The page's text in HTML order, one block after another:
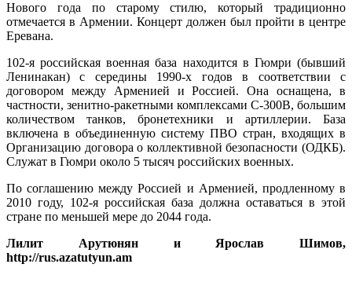
Нового года по старому стилю, который традиционно
отмечается в Армении. Концерт должен был пройти в центре
Еревана.
102-я российская военная база находится в Гюмри (бывший
Ленинакан) с середины 1990-х годов в соответствии с
договором между Арменией и Россией. Она оснащена, в
частности, зенитно-ракетными комплексами С-300В, большим
количеством танков, бронетехники и артиллерии. База
включена в объединенную систему ПВО стран, входящих в
Организацию договора о коллективной безопасности (ОДКБ).
Служат в Гюмри около 5 тысяч российских военных.
По соглашению между Россией и Арменией, продленному в
2010 году, 102-я российская база должна оставаться в этой
стране по меньшей мере до 2044 года.
Лилит Арутюнян и Ярослав Шимов,
http://rus.azatutyun.am